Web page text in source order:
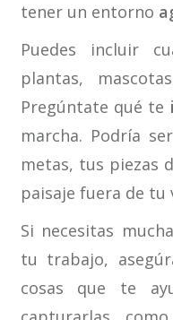
tener un entorno
Puedes incluir
plantas,
Pregúntate qué te
marcha. Podría
metas, tus piezas
paisaje fuera de tu
Si necesitas mucha
tu trabajo,
cosas que te